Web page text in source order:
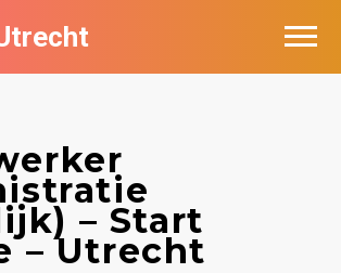
– Start
– Utrecht
in Utrecht
in Utrecht